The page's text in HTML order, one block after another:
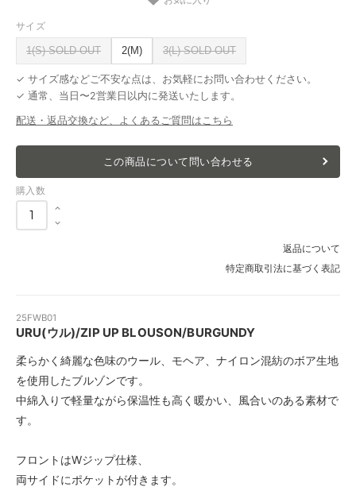
サイズ
1(S) SOLD OUT 2(M) 3(L) SOLD OUT
✓ サイズ感などご不安な点は、お気軽にお問い合わせください。
✓ 通常、当日〜2営業日以内に発送いたします。
配送・返品交換など、よくあるご質問はこちら
この商品について問い合わせる
購入数
返品について
特定商取引法に基づく表記
25FWB01
URU(ウル)/ZIP UP BLOUSON/BURGUNDY
柔らかく綺麗な色味のウール、モヘア、ナイロン混紡のボア生地
を使用したブルゾンです。
中綿入りで軽量ながら保温性も高く暖かい、風合いのある素材で
す。
フロントはWジップ仕様、
両サイドにポケットが付きます。